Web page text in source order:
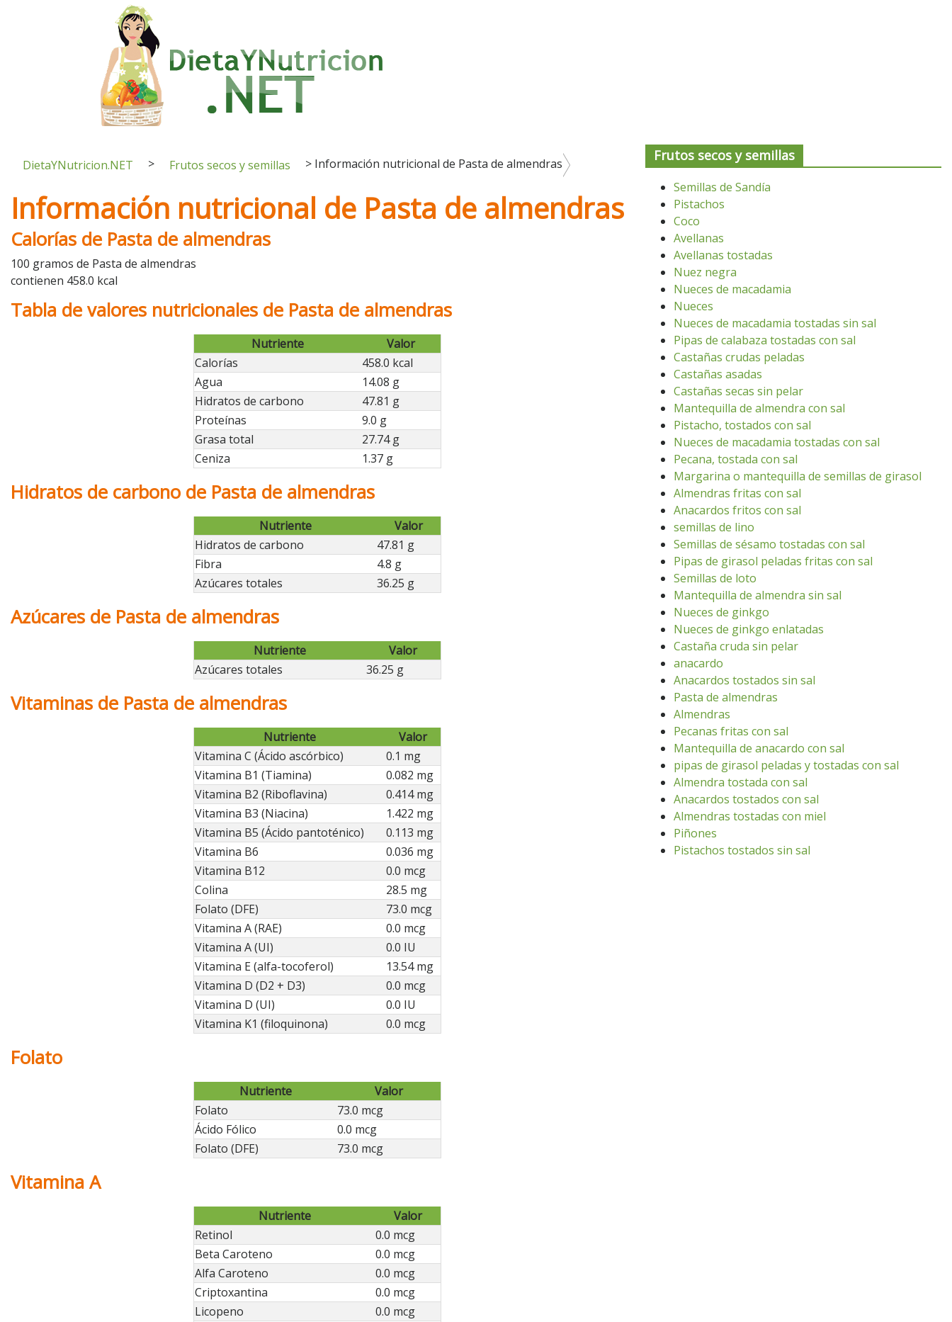
DietaYNutricion.NET > Frutos secos y semillas > Información nutricional de Pasta de almendras
Información nutricional de Pasta de almendras
Calorías de Pasta de almendras
100 gramos de Pasta de almendras
contienen 458.0 kcal
Tabla de valores nutricionales de Pasta de almendras
Nutriente
Valor
Calorías
458.0 kcal
Agua
14.08 g
Hidratos de carbono
47.81 g
Proteínas
9.0 g
Grasa total
27.74 g
Ceniza
1.37 g
Hidratos de carbono de Pasta de almendras
Nutriente
Valor
Hidratos de carbono
47.81 g
Fibra
4.8 g
Azúcares totales
36.25 g
Azúcares de Pasta de almendras
Nutriente
Valor
Azúcares totales
36.25 g
Vitaminas de Pasta de almendras
Nutriente
Valor
Vitamina C (Ácido ascórbico)
0.1 mg
Vitamina B1 (Tiamina)
0.082 mg
Vitamina B2 (Riboflavina)
0.414 mg
Vitamina B3 (Niacina)
1.422 mg
Vitamina B5 (Ácido pantoténico)
0.113 mg
Vitamina B6
0.036 mg
Vitamina B12
0.0 mcg
Colina
28.5 mg
Folato (DFE)
73.0 mcg
Vitamina A (RAE)
0.0 mcg
Vitamina A (UI)
0.0 IU
Vitamina E (alfa-tocoferol)
13.54 mg
Vitamina D (D2 + D3)
0.0 mcg
Vitamina D (UI)
0.0 IU
Vitamina K1 (filoquinona)
0.0 mcg
Folato
Nutriente
Valor
Folato
73.0 mcg
Ácido Fólico
0.0 mcg
Folato (DFE)
73.0 mcg
Vitamina A
Nutriente
Valor
Retinol
0.0 mcg
Beta Caroteno
0.0 mcg
Alfa Caroteno
0.0 mcg
Criptoxantina
0.0 mcg
Licopeno
0.0 mcg
Frutos secos y semillas
Semillas de Sandía
Pistachos
Coco
Avellanas
Avellanas tostadas
Nuez negra
Nueces de macadamia
Nueces
Nueces de macadamia tostadas sin sal
Pipas de calabaza tostadas con sal
Castañas crudas peladas
Castañas asadas
Castañas secas sin pelar
Mantequilla de almendra con sal
Pistacho, tostados con sal
Nueces de macadamia tostadas con sal
Pecana, tostada con sal
Margarina o mantequilla de semillas de girasol
Almendras fritas con sal
Anacardos fritos con sal
semillas de lino
Semillas de sésamo tostadas con sal
Pipas de girasol peladas fritas con sal
Semillas de loto
Mantequilla de almendra sin sal
Nueces de ginkgo
Nueces de ginkgo enlatadas
Castaña cruda sin pelar
anacardo
Anacardos tostados sin sal
Pasta de almendras
Almendras
Pecanas fritas con sal
Mantequilla de anacardo con sal
pipas de girasol peladas y tostadas con sal
Almendra tostada con sal
Anacardos tostados con sal
Almendras tostadas con miel
Piñones
Pistachos tostados sin sal